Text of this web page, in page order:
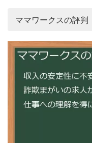
ママワークスの評判